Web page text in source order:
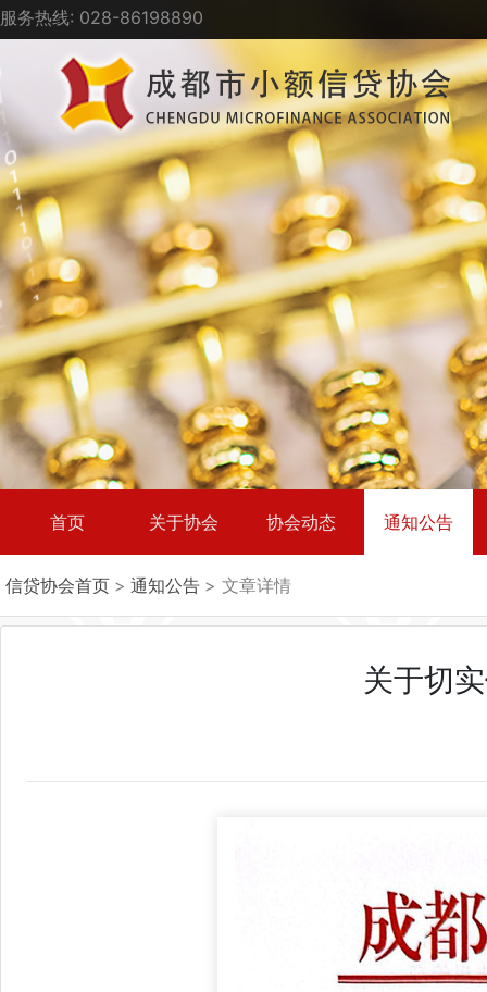
服务热线: 028-86198890
首页 关于协会 协会动态 通知公告
信贷协会首页 > 通知公告 > 文章详情
关于切